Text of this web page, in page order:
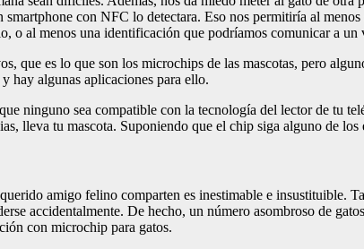
con NFC lo detectara. Eso nos permitiría al
o al menos una identificación que podríamos comunicar a
que es lo que son los microchips de las mascotas, pero
hay algunas aplicaciones para ello.
ninguno sea compatible con la tecnología del lector de tu
lleva tu mascota. Suponiendo que el chip siga alguno de
amigo felino comparten es inestimable e insustituible.
accidentalmente. De hecho, un número asombroso de
con microchip para gatos.